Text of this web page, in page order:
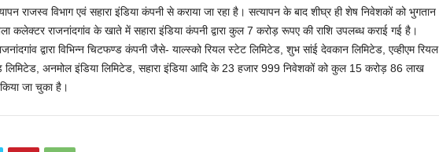
राजस्व विभाग एवं सहारा इंडिया कंपनी से कराया जा रहा है। सत्यापन के बाद शीघ्र ही शेष निवेशकों को भुगतान
कलेक्टर राजनांदगांव के खाते में सहारा इंडिया कंपनी द्वारा कुल 7 करोड़ रूपए की राशि उपलब्ध कराई गई है।
द्वारा विभिन्न चिटफण्ड कंपनी जैसे- याल्स्को रियल स्टेट लिमिटेड, शुभ सांई देवकान लिमिटेड, एव्हीएम रियल
लिमिटेड, अनमोल इंडिया लिमिटेड, सहारा इंडिया आदि के 23 हजार 999 निवेशकों को कुल 15 करोड़ 86 लाख
जा चुका है।